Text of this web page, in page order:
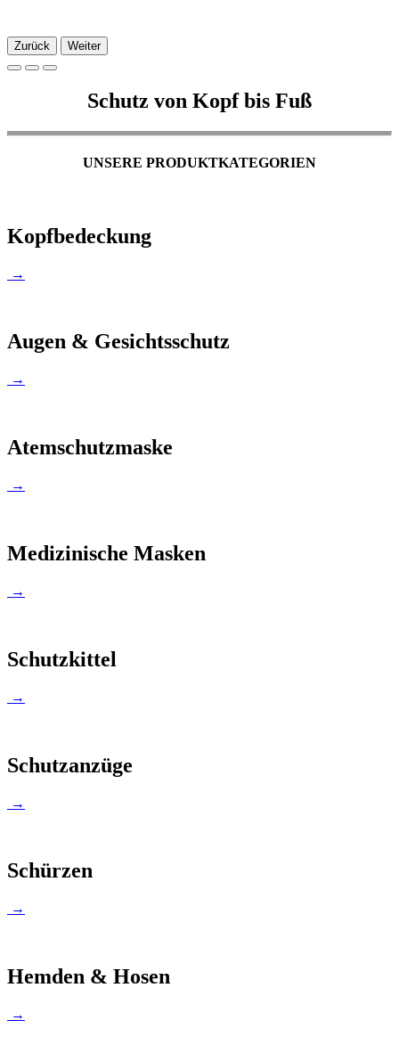
Zurück Weiter
Schutz von Kopf bis Fuß
UNSERE PRODUKTKATEGORIEN
Kopfbedeckung
→
Augen & Gesichtsschutz
→
Atemschutzmaske
→
Medizinische Masken
→
Schutzkittel
→
Schutzanzüge
→
Schürzen
→
Hemden & Hosen
→